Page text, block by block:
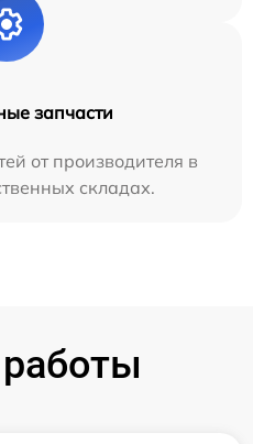
запчасти
от производителя в
складах.